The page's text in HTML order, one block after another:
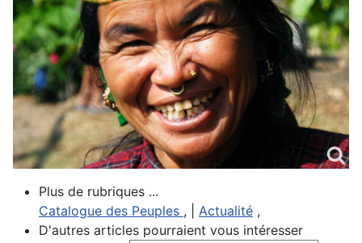
Plus de rubriques ...
Catalogue des Peuples , | Actualité ,
D'autres articles pourraient vous intéresser